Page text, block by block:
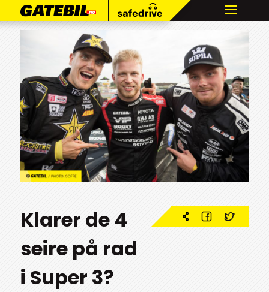
Klarer de 4
seire på rad
i Super 3?